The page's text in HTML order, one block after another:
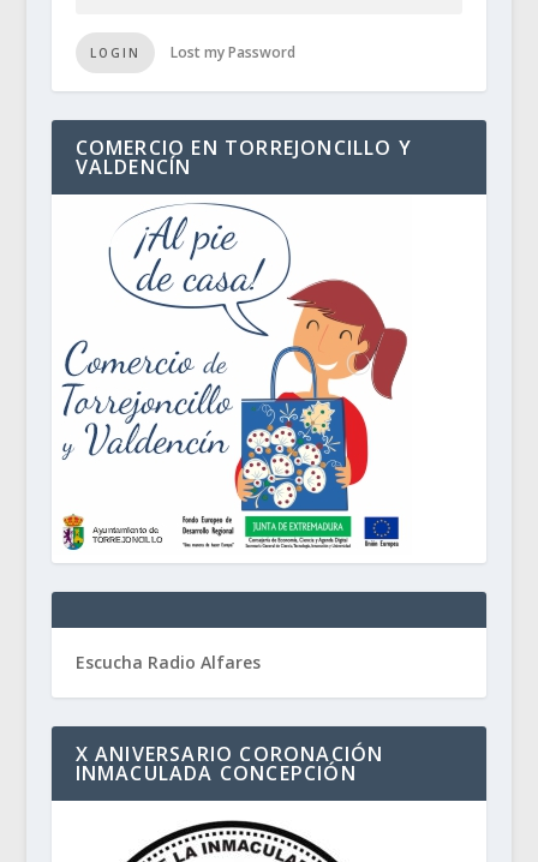
LOGIN Lost my Password
COMERCIO EN TORREJONCILLO Y
VALDENCÍN
Escucha Radio Alfares
X ANIVERSARIO CORONACIÓN
INMACULADA CONCEPCIÓN